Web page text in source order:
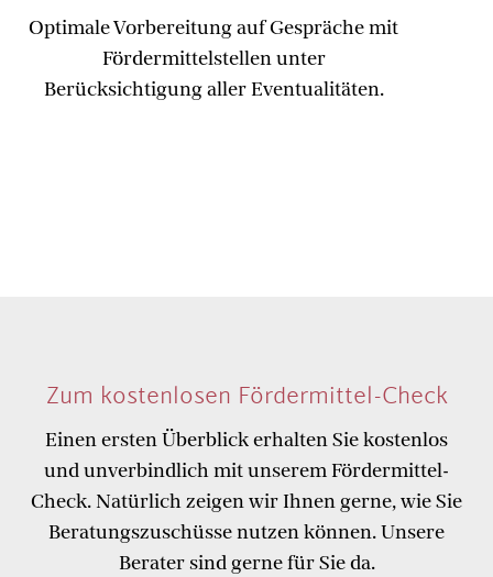
Optimale Vorbereitung auf Gespräche mit
Fördermittelstellen unter
Berücksichtigung aller Eventualitäten.
Zum kostenlosen Fördermittel-Check
Einen ersten Überblick erhalten Sie kostenlos
und unverbindlich mit unserem Fördermittel-
Check. Natürlich zeigen wir Ihnen gerne, wie Sie
Beratungszuschüsse nutzen können. Unsere
Berater sind gerne für Sie da.